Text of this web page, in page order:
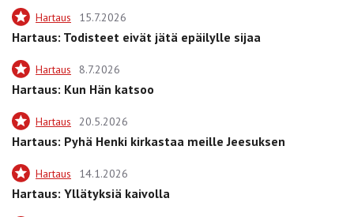
Hartaus 15.7.2026
Hartaus: Todisteet eivät jätä epäilylle sijaa
Hartaus 8.7.2026
Hartaus: Kun Hän katsoo
Hartaus 20.5.2026
Hartaus: Pyhä Henki kirkastaa meille Jeesuksen
Hartaus 14.1.2026
Hartaus: Yllätyksiä kaivolla